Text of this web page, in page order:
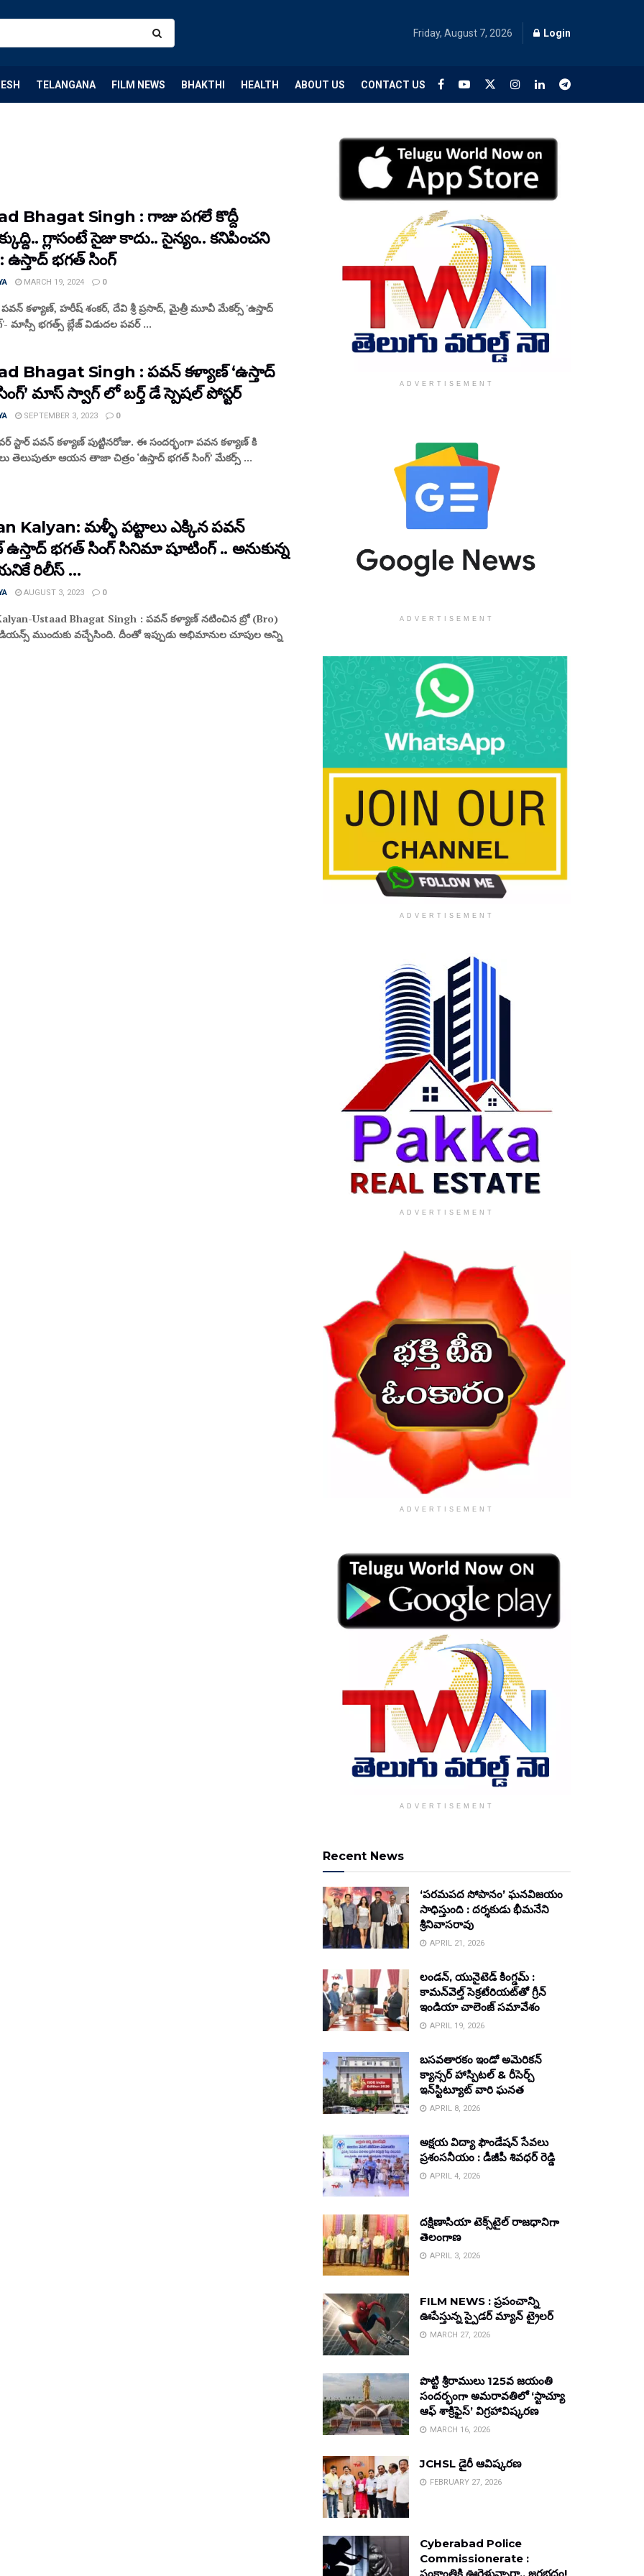
Friday, August 7, 2026 Login
TELANGANA FILM NEWS BHAKTHI HEALTH ABOUT US CONTACT US
Bhagat Singh : గాజు ప‌గ‌లే కొద్దీ
గ్లాసంటే సైజు కాదు.. సైన్యం.. కనిపించని
ఉస్తాద్ భగత్ సింగ్
MARCH 19, 2024 0
పవన్ కళ్యాణ్, హరీష్ శంకర్, దేవి శ్రీ ప్రసాద్, మైత్రీ మూవీ మేకర్స్ 'ఉస్తాద్
మాస్సీ భగత్స్ బ్లేజ్ విడుదల పవర్ ...
Bhagat Singh : పవన్ కళ్యాణ్ ‘ఉస్తాద్
మాస్ స్వాగ్ లో బర్త్ డే స్పెషల్ పోస్టర్
SEPTEMBER 3, 2023 0
స్టార్ పవన్ కళ్యాణ్ పుట్టినరోజు. ఈ సందర్భంగా పవన కళ్యాణ్ కి
తెలుపుతూ ఆయన తాజా చిత్రం ‘ఉస్తాద్ భగత్ సింగ్’ మేకర్స్ ...
Kalyan: మళ్ళీ పట్టాలు ఎక్కిన పవన్
భగత్ సింగ్ సినిమా షూటింగ్ .. అనుకున్న
రిలీస్ …
AUGUST 3, 2023 0
Ustaad Bhagat Singh : పవన్ కళ్యాణ్ నటించిన బ్రో (Bro)
ముందుకు వచ్చేసింది. దీంతో ఇప్పుడు అభిమానుల చూపుల అన్ని
ADVERTISEMENT
ADVERTISEMENT
ADVERTISEMENT
ADVERTISEMENT
ADVERTISEMENT
ADVERTISEMENT
Recent News
‘పరమపద సోపానం’ ఘనవిజయం
సాధిస్తుంది : దర్శకుడు భీమనేని
శ్రీనివాసరావు
APRIL 21, 2026
లండన్, యునైటెడ్ కింగ్డమ్ :
కామన్‌వెల్త్ సెక్రటేరియట్‌తో గ్రీన్
ఇండియా చాలెంజ్ సమావేశం
APRIL 19, 2026
బసవతారకం ఇండో అమెరికన్
క్యాన్సర్ హాస్పిటల్ & రీసెర్చ్
ఇన్‌స్టిట్యూట్ వారి ఘనత
APRIL 8, 2026
అక్షయ విద్యా ఫౌండేషన్ సేవలు
ప్రశంసనీయం : డీజీపీ శివధర్ రెడ్డి
APRIL 4, 2026
దక్షిణాసియా టెక్స్‌టైల్ రాజధానిగా
తెలంగాణ
APRIL 3, 2026
FILM NEWS : ప్రపంచాన్ని
ఊపేస్తున్న స్పైడర్ మ్యాన్ ట్రైలర్
MARCH 27, 2026
పొట్టి శ్రీరాములు 125వ జయంతి
సందర్భంగా అమరావతిలో ‘స్టాచ్యూ
ఆఫ్ శాక్రిఫైస్’ విగ్రహావిష్కరణ
MARCH 16, 2026
JCHSL డైరీ ఆవిష్కరణ
FEBRUARY 27, 2026
Cyberabad Police
Commissionerate :